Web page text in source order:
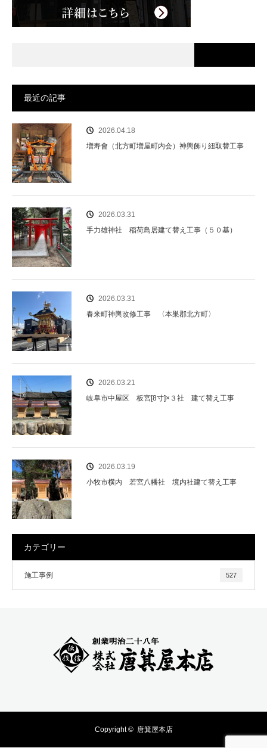
最近の記事
2026.04.18
増寿會（北方町増屋町内会）神輿飾り紐取替工事
2026.03.31
手力雄神社 稲荷鳥居建て替え工事（５０基）
2026.03.31
春来町神輿改修工事 〈本巣郡北方町〉
2026.03.21
岐阜市中屋区 板宮[8寸]×３社 建て替え工事
2026.03.19
小牧市横内 若宮八幡社 境内社建て替え工事
カテゴリー
施工事例 527
Copyright © 唐箕屋本店